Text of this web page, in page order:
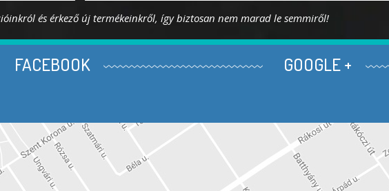
és érkező új termékeinkről, így biztosan nem marad le semmiről!
FACEBOOK GOOGLE +